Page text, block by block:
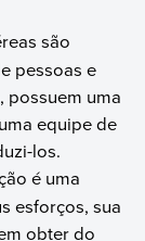
são
pessoas e
possuem uma
equipe de
los.
é uma
esforços, sua
obter do